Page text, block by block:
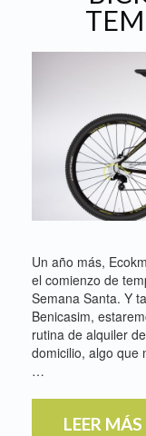
Un año más,
el comienzo de
Semana Santa. Y
Benicasim,
rutina de alquiler
domicilio, algo que
…
LEER MÁS